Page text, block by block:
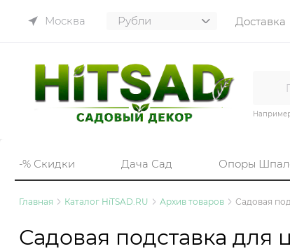
Москва Доставка
-% Скидки Дача Сад Опоры
Главная Каталог HiTSAD.RU Архив товаров Садовая
Садовая подставка для